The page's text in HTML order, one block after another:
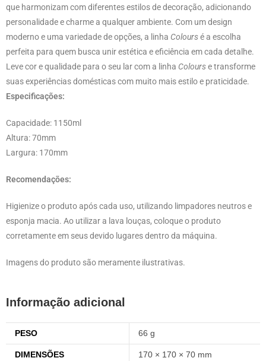
que harmonizam com diferentes estilos de decoração, adicionando
personalidade e charme a qualquer ambiente. Com um design
moderno e uma variedade de opções, a linha Coloursé a escolha
perfeita para quem busca unir estética e eficiência em cada detalhe.
Leve cor e qualidade para o seu lar com a linha Colourse transforme
suas experiências domésticas com muito mais estilo e praticidade.
Especificações:
Capacidade: 1150ml
Altura: 70mm
Largura: 170mm
Recomendações:
Higienize o produto após cada uso, utilizando limpadores neutros e
esponja macia. Ao utilizar a lava louças, coloque o produto
corretamente em seus devido lugares dentro da máquina.
Imagens do produto são meramente ilustrativas.
Informação adicional
PESO 66 g
DIMENSÕES 170 × 170 × 70 mm